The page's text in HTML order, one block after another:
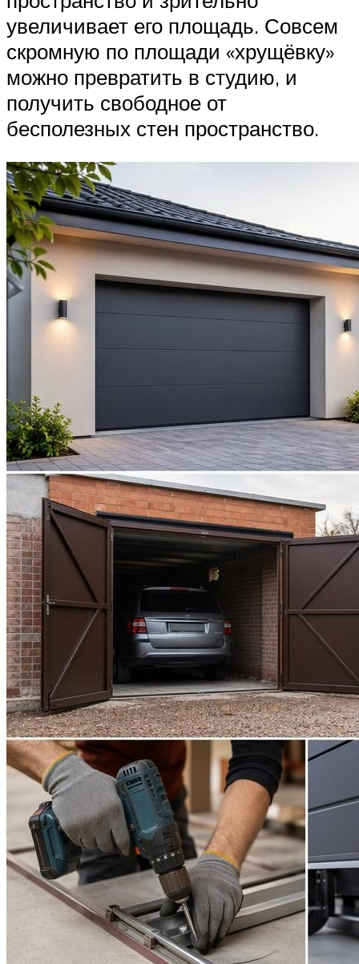
увеличивает его площадь. Совсем
скромную по площади «хрущёвку»
можно превратить в студию, и
получить свободное от
бесполезных стен пространство.